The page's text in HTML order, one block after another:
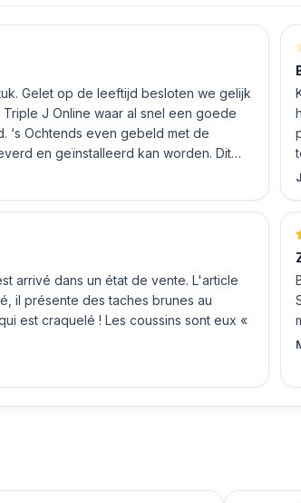
Gelet op de leeftijd besloten we gelijk
J Online waar al snel een goede
en geïnstalleerd kan worden. Dit
prijzen. De vriendelijke medewerker
bleken geen loze woorden: om 16.00
arrivé dans un état de vente. L'article
il présente des taches brunes au
est craquelé ! Les coussins sont eux «